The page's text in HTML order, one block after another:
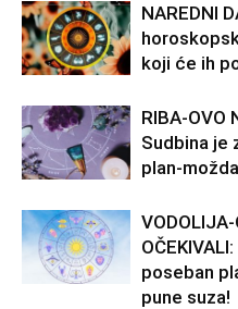
NAREDNI
koji će ih
RIBA-OVO
Sudbina je
plan-
poseban
pune suza!